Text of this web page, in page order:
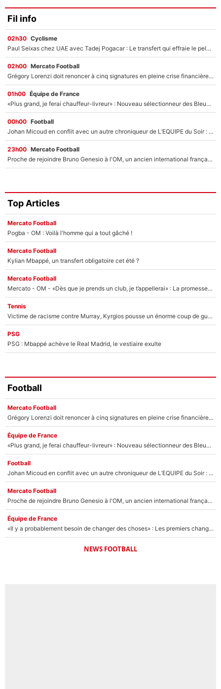
Fil info
02h30 Cyclisme
Paul Seixas chez UAE avec Tadej Pogacar : Le transfert qui effraie le peloton, «c’est la pire des choses qui puisse arriver»
02h00 Mercato Football
Grégory Lorenzi doit renoncer à cinq signatures en pleine crise financière : L’IA propose sept noms à l’OM pour un mercato réussi... à seulement 5M€ !
01h00 Équipe de France
«Plus grand, je ferai chauffeur-livreur» : Nouveau sélectionneur des Bleus, Zinédine Zidane s’était imaginé un avenir très différent lorsqu'il était enfant
00h00 Football
Johan Micoud en conflit avec un autre chroniqueur de L’EQUIPE du Soir : «Pendant un moment, je ne les ai pas remis ensemble dans l'émission»
23h00 Mercato Football
Proche de rejoindre Bruno Genesio à l'OM, un ancien international français va finalement débarquer... sur RMC !
Top Articles
Mercato Football
Pogba - OM : Voilà l'homme qui a tout gâché !
Mercato Football
Kylian Mbappé, un transfert obligatoire cet été ?
Mercato Football
Mercato - OM - «Dès que je prends un club, je t’appellerai» : La promesse de Marcelino au moment de claquer la porte
Tennis
Victime de racisme contre Murray, Kyrgios pousse un énorme coup de gueule !
PSG
PSG : Mbappé achève le Real Madrid, le vestiaire exulte
Football
Mercato Football
Grégory Lorenzi doit renoncer à cinq signatures en pleine crise financière : L’IA propose sept noms à l’OM pour un mercato réussi... à seulement 5M€ !
Équipe de France
«Plus grand, je ferai chauffeur-livreur» : Nouveau sélectionneur des Bleus, Zinédine Zidane s’était imaginé un avenir très différent lorsqu'il était enfant
Football
Johan Micoud en conflit avec un autre chroniqueur de L’EQUIPE du Soir : «Pendant un moment, je ne les ai pas remis ensemble dans l'émission»
Mercato Football
Proche de rejoindre Bruno Genesio à l'OM, un ancien international français va finalement débarquer... sur RMC !
Équipe de France
«Il y a probablement besoin de changer des choses» : Les premiers changements de Zinedine Zidane en équipe de France sont révélés ?
NEWS FOOTBALL